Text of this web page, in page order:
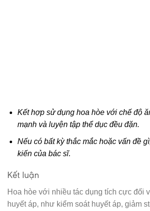
Kết hợp sử dụng hoa hòe với chế độ
mạnh và luyện tập thể dục đều đặn.
Nếu có bất kỳ thắc mắc hoặc vấn đề
kiến của bác sĩ.
Kết luận
Hoa hòe với nhiều tác dụng tích cực đối
huyết áp, như kiểm soát huyết áp, giảm